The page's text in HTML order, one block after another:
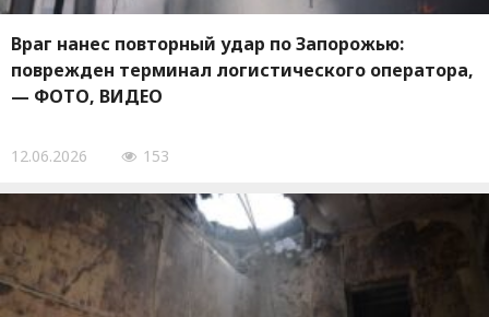
Враг нанес повторный удар по Запорожью:
поврежден терминал логистического оператора,
— ФОТО, ВИДЕО
12.06.2026 153